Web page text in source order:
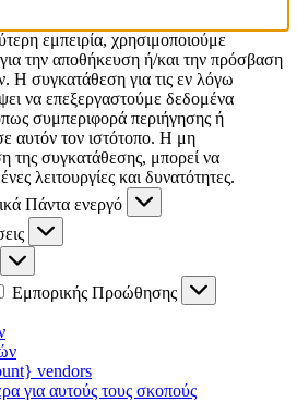
εμπειρία, χρησιμοποιούμε
την αποθήκευση ή/και την πρόσβαση
Η συγκατάθεση για τις εν λόγω
να επεξεργαστούμε δεδομένα
συμπεριφορά περιήγησης ή
αυτόν τον ιστότοπο. Η μη
της συγκατάθεσης, μπορεί να
λειτουργίες και δυνατότητες.
Πάντα ενεργό
Εμπορικής Προώθησης
vendors
για αυτούς τους σκοπούς